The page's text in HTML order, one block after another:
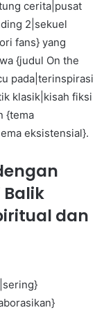
cerita|pusat
2|sekuel
fans} yang
{judul On the
pada|terinspirasi
klasik|kisah fiksi
{tema
eksistensial}.
dan